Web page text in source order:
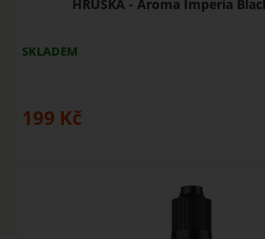
HRUŠKA - Aroma Imperia
SKLADEM
199 Kč